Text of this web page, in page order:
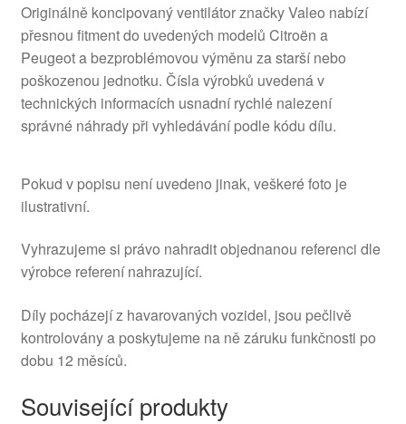
Originálně koncipovaný ventilátor značky Valeo nabízí
přesnou fitment do uvedených modelů Citroën a
Peugeot a bezproblémovou výměnu za starší nebo
poškozenou jednotku. Čísla výrobků uvedená v
technických informacích usnadní rychlé nalezení
správné náhrady při vyhledávání podle kódu dílu.
Pokud v popisu není uvedeno jinak, veškeré foto je
ilustrativní.
Vyhrazujeme si právo nahradit objednanou referenci dle
výrobce referení nahrazující.
Díly pocházejí z havarovaných vozidel, jsou pečlivě
kontrolovány a poskytujeme na ně záruku funkčnosti po
dobu 12 měsíců.
Související produkty